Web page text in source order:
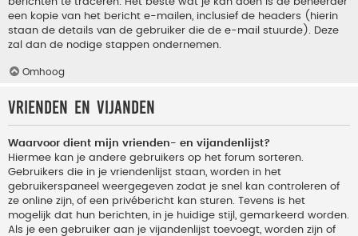
een kopie van het bericht e-mailen, inclusief de headers (hierin
staan de details van de gebruiker die de e-mail stuurde). Deze
zal dan de nodige stappen ondernemen.
Omhoog
Vrienden en vijanden
Waarvoor dient mijn vrienden- en vijandenlijst?
Hiermee kan je andere gebruikers op het forum sorteren.
Gebruikers die in je vriendenlijst staan, worden in het
gebruikerspaneel weergegeven zodat je snel kan controleren of
ze online zijn, of een privébericht kan sturen. Tevens is het
mogelijk dat hun berichten, in je huidige stijl, gemarkeerd worden.
Als je een gebruiker aan je vijandenlijst toevoegt, worden zijn of